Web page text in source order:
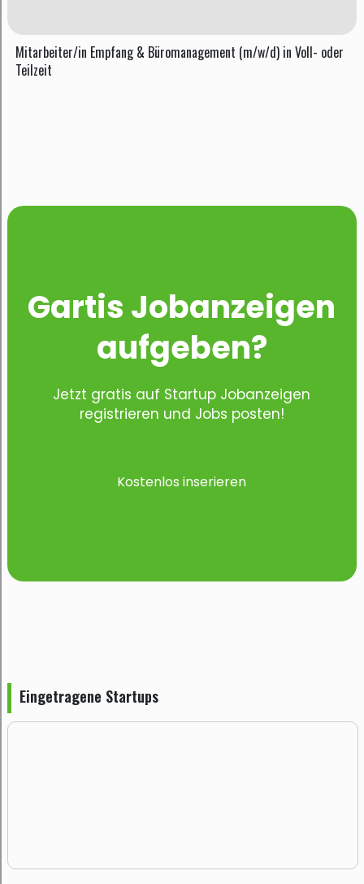
Mitarbeiter/in Empfang & Büromanagement (m/w/d) in Voll- oder
Teilzeit
Gartis Jobanzeigen
aufgeben?
Jetzt gratis auf Startup Jobanzeigen
registrieren und Jobs posten!
Kostenlos inserieren
Eingetragene Startups